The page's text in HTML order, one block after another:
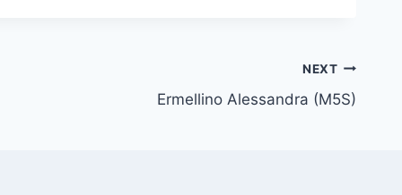
NEXT
Ermellino Alessandra (M5S)